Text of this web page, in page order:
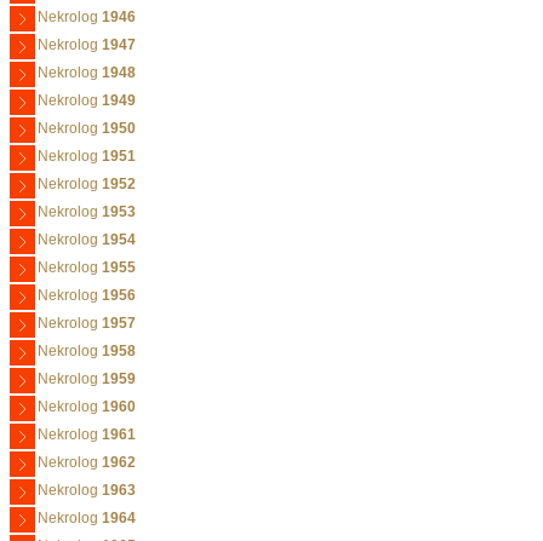
Nekrolog 1946
Nekrolog 1947
Nekrolog 1948
Nekrolog 1949
Nekrolog 1950
Nekrolog 1951
Nekrolog 1952
Nekrolog 1953
Nekrolog 1954
Nekrolog 1955
Nekrolog 1956
Nekrolog 1957
Nekrolog 1958
Nekrolog 1959
Nekrolog 1960
Nekrolog 1961
Nekrolog 1962
Nekrolog 1963
Nekrolog 1964